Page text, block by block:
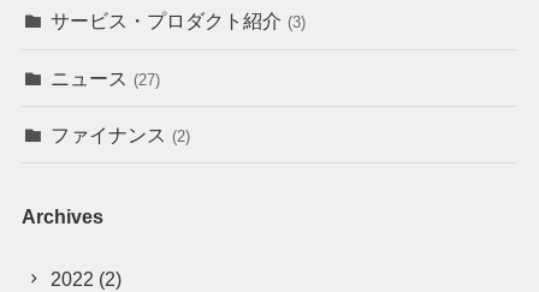
サービス・プロダクト紹介 (3)
ニュース (27)
ファイナンス (2)
Archives
2022 (2)